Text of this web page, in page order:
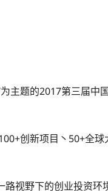
主题的2017第三届
创新项目丶50+全
视野下的创业投资